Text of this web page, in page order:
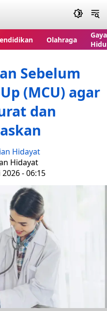
Olahraga
Gaya
Sebelum
(MCU) agar
dan
Hidayat
Hidayat
- 06:15